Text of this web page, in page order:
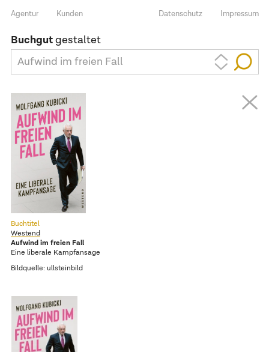
Agentur Kunden Impressum
Datenschutz
Buchgutgestaltet
Aufwind im freien Fall
Buchtitel
Westend
Aufwind im freien Fall
Eine liberale Kampfansage
Bildquelle: ullsteinbild